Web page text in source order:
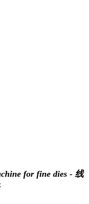
for fine dies - 线